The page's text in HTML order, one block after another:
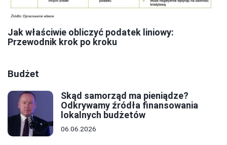
Jak właściwie obliczyć podatek liniowy:
Przewodnik krok po kroku
Budżet
Skąd samorząd ma pieniądze?
Odkrywamy źródła finansowania
lokalnych budżetów
06.06.2026